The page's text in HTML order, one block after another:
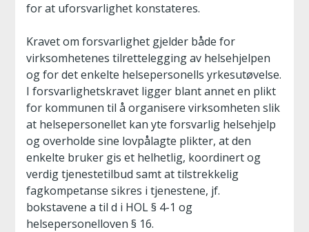
for at uforsvarlighet konstateres.
Kravet om forsvarlighet gjelder både for
virksomhetenes tilrettelegging av helsehjelpen
og for det enkelte helsepersonells yrkesutøvelse.
I forsvarlighetskravet ligger blant annet en plikt
for kommunen til å organisere virksomheten slik
at helsepersonellet kan yte forsvarlig helsehjelp
og overholde sine lovpålagte plikter, at den
enkelte bruker gis et helhetlig, koordinert og
verdig tjenestetilbud samt at tilstrekkelig
fagkompetanse sikres i tjenestene, jf.
bokstavene a til d i HOL § 4-1 og
helsepersonelloven § 16.